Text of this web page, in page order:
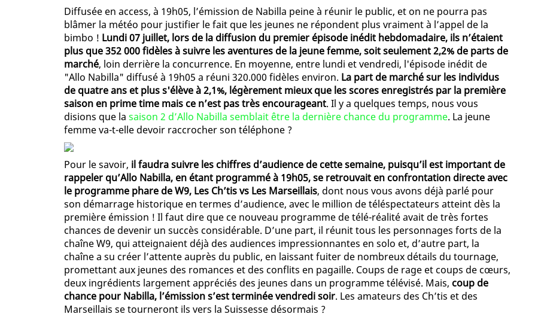
Diffusée en access, à 19h05, l’émission de Nabilla peine à réunir le public, et on ne pourra pas
blâmer la météo pour justifier le fait que les jeunes ne répondent plus vraiment à l’appel de la
bimbo ! Lundi 07 juillet, lors de la diffusion du premier épisode inédit hebdomadaire, ils n’étaient
plus que 352 000 fidèles à suivre les aventures de la jeune femme, soit seulement 2,2% de parts de
marché, loin derrière la concurrence. En moyenne, entre lundi et vendredi, l'épisode inédit de
"Allo Nabilla" diffusé à 19h05 a réuni 320.000 fidèles environ. La part de marché sur les individus
de quatre ans et plus s'élève à 2,1%, légèrement mieux que les scores enregistrés par la première
saison en prime time mais ce n’est pas très encourageant. Il y a quelques temps, nous vous
disions que la saison 2 d’Allo Nabilla semblait être la dernière chance du programme. La jeune
femme va-t-elle devoir raccrocher son téléphone ?
Pour le savoir, il faudra suivre les chiffres d’audience de cette semaine, puisqu’il est important de
rappeler qu’Allo Nabilla, en étant programmé à 19h05, se retrouvait en confrontation directe avec
le programme phare de W9, Les Ch’tis vs Les Marseillais, dont nous vous avons déjà parlé pour
son démarrage historique en termes d’audience, avec le million de téléspectateurs atteint dès la
première émission ! Il faut dire que ce nouveau programme de télé-réalité avait de très fortes
chances de devenir un succès considérable. D’une part, il réunit tous les personnages forts de la
chaîne W9, qui atteignaient déjà des audiences impressionnantes en solo et, d’autre part, la
chaîne a su créer l’attente auprès du public, en laissant fuiter de nombreux détails du tournage,
promettant aux jeunes des romances et des conflits en pagaille. Coups de rage et coups de cœurs,
deux ingrédients largement appréciés des jeunes dans un programme télévisé. Mais, coup de
chance pour Nabilla, l’émission s’est terminée vendredi soir. Les amateurs des Ch’tis et des
Marseillais se tourneront ils vers la Suissesse désormais ?